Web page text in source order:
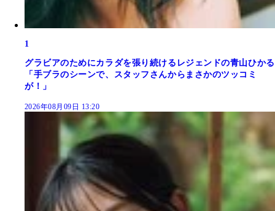
1
グラビアのためにカラダを張り続けるレジェンドの青山ひかる
「手ブラのシーンで、スタッフさんからまさかのツッコミ
が！」
2026年08月09日 13:20